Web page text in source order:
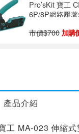
工刀
市價$
產品介紹
工 MA-023 伸縮